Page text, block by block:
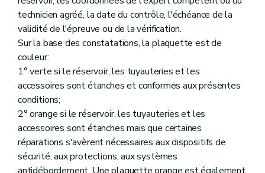
technicien agréé, la date du contrôle, l'échéance de la
validité de l'épreuve ou de la vérification.
Sur la base des constatations, la plaquette est de
couleur:
1° verte si le réservoir, les tuyauteries et les
accessoires sont étanches et conformes aux présentes
conditions;
2° orange si le réservoir, les tuyauteries et les
accessoires sont étanches mais que certaines
réparations s'avèrent nécessaires aux dispositifs de
sécurité, aux protections, aux systèmes